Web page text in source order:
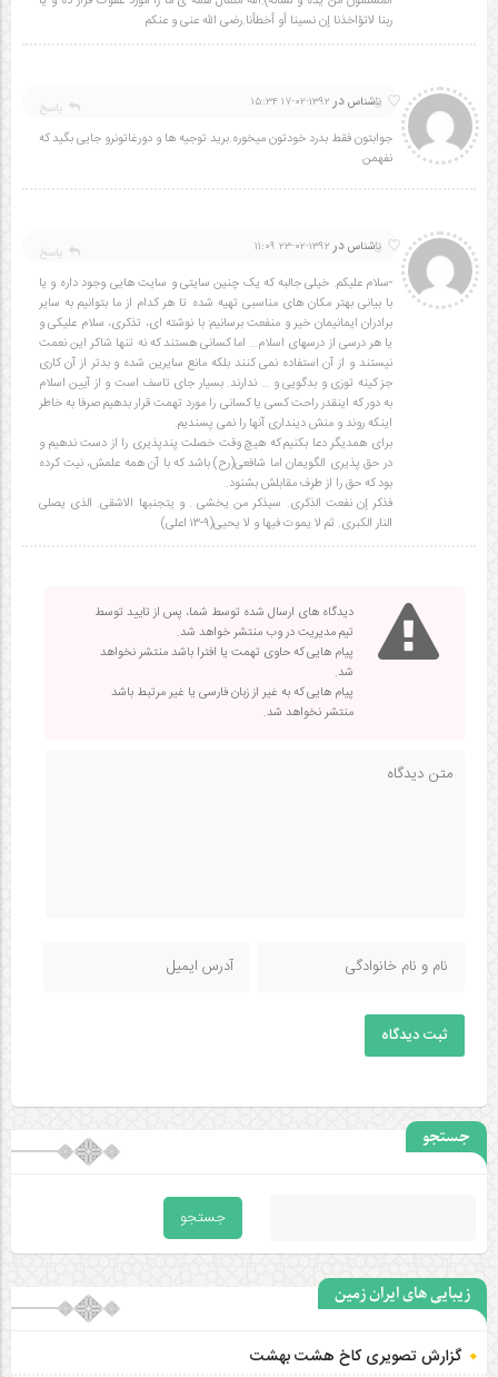
ربنا لاتؤاخذنا إن نسینا أو أخطأنا.رضی الله عنی و عنکم
6
ناشناس در ۱۳۹۲-۰۲-۱۷ ۱۵:۳۴
جوابتون فقط بدرد خودتون میخوره.برید توجیه ها و دورغاتونرو جایی بگید که
نفهمن
پاسخ
8
ناشناس در ۱۳۹۲-۰۲-۲۳ ۱۱:۰۹
-سلام علیکم. خیلی جالبه که یک چنین سایتی و سایت هایی وجود داره و یا
با بیانی بهتر مکان های مناسبی تهیه شده تا هر کدام از ما بتوانیم به سایر
برادران ایمانیمان خیر و منفعت برسانیم: با نوشته ای، تذکری، سلام علیکی و
یا هر درسی از درسهای اسلام… اما کسانی هستند که نه تنها شاکر این نعمت
نیستند و از آن استفاده نمی کنند بلکه مانع سایرین شده و بدتر از آن کاری
جز کینه توزی و بدگویی و … ندارند. بسیار جای تاسف است و از آیین اسلام
به دور که اینقدر راحت کسی یا کسانی را مورد تهمت قرار بدهیم صرفا به خاطر
اینکه روند و منش دینداری آنها را نمی پسندیم.
برای همدیگر دعا بکنیم که هیچ وقت خصلت پندپذیری را از دست ندهیم و
در حق پذیری الگویمان اما شافعی(رح) باشد که با آن همه علمش، نیت کرده
بود که حق را از طرف مقابلش بشنود.
فذکر إن نفعت الذکری. سیذکر من یخشی . و یتجنبها الاشقی. الذی یصلی
النار الکبری. ثم لا یموت فیها و لا یحیی(۹-۱۳ اعلی)
پاسخ
دیدگاه های ارسال شده توسط شما، پس از تایید توسط
تیم مدیریت در وب منتشر خواهد شد.
پیام هایی که حاوی تهمت یا افترا باشد منتشر نخواهد
شد.
پیام هایی که به غیر از زبان فارسی یا غیر مرتبط باشد
منتشر نخواهد شد.
ثبت دیدگاه
جستجو
زیبایی های ایران زمین
گزارش تصویری کاخ هشت‌ بهشت